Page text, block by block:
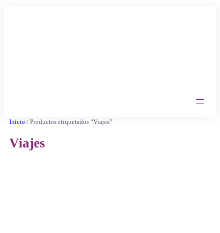
Inicio / Productos etiquetados “Viajes”
Viajes